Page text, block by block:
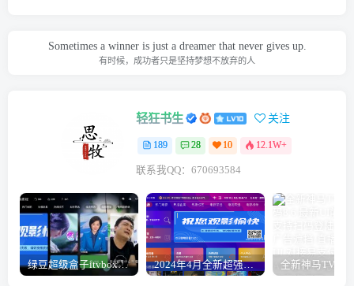
Sometimes a winner is just a dreamer that never gives up.
有时候，成功者只是坚持梦想不放弃的人
轻狂书生 关注
189 28 10 12.1W+
联系我QQ：670693584
绿豆超级盒子itvboxfast影视APP双端源码 TV+手机双端 支持直播/后台管理仓库/会员系统/卡密系统/批量生成账号 自动换源 集成免签约支付系统 2024年4月全新超强版本itvboxfast影视APP源码 TV+手机双端源码 新增超多功能tvbox二开如意版影视APP源码 修复N多bug-1.51已更新至最新1.51版本